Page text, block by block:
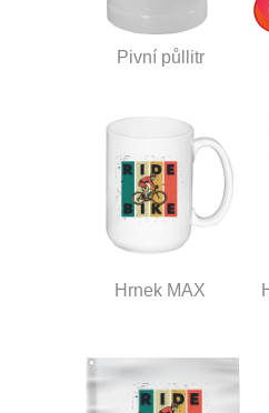
Pivní půllitr
Hrnek MAX